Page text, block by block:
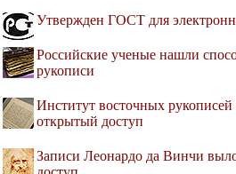
Утвержден ГОСТ для
Российские ученые нашли
рукописи
Институт восточных
открытый доступ
Записи Леонардо да Винчи